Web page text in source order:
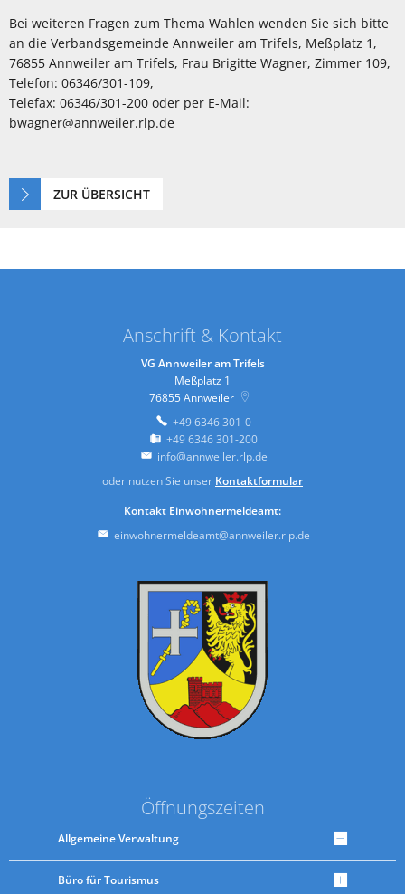
Bei weiteren Fragen zum Thema Wahlen wenden Sie sich bitte
an die Verbandsgemeinde Annweiler am Trifels, Meßplatz 1,
76855 Annweiler am Trifels, Frau Brigitte Wagner, Zimmer 109,
Telefon: 06346/301-109,
Telefax: 06346/301-200 oder per E-Mail:
bwagner@annweiler.rlp.de
ZUR ÜBERSICHT
Anschrift & Kontakt
VG Annweiler am Trifels
Meßplatz 1
76855Annweiler
+49 6346 301-0
+49 6346 301-200
info@annweiler.rlp.de
oder nutzen Sie unser Kontaktformular
Kontakt Einwohnermeldeamt:
einwohnermeldeamt@annweiler.rlp.de
Öffnungszeiten
Allgemeine Verwaltung
Büro für Tourismus